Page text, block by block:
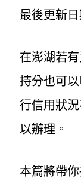
最後更新日
在澎湖若
持分也可
行信用狀
以辦理。
本篇將帶